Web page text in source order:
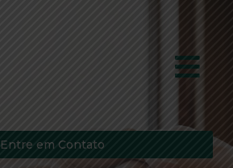
Entre em Contato